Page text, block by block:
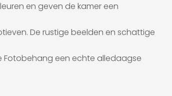
en geven de kamer een
De rustige beelden en schattige
Fotobehang een echte alledaagse